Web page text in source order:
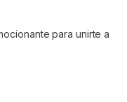
para unirte a